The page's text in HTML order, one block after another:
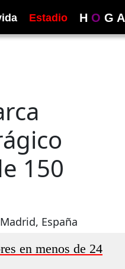
Estadio H O G A
150
España
en menos de 24